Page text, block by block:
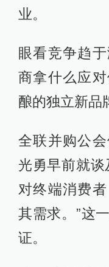
业。
眼看竞争趋
商拿什么应
酿的独立新品
全联并购公
光勇早前就谈
对终端消费
其需求。”这
证。